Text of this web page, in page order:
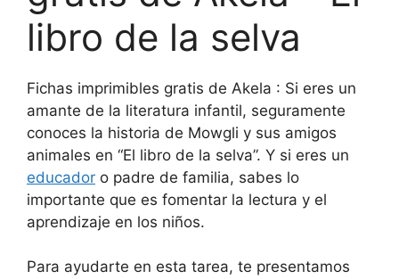
libro de la selva
Fichas imprimibles gratis de Akela : Si eres un
amante de la literatura infantil, seguramente
conoces la historia de Mowgli y sus amigos
animales en “El libro de la selva”. Y si eres un
educador o padre de familia, sabes lo
importante que es fomentar la lectura y el
aprendizaje en los niños.
Para ayudarte en esta tarea, te presentamos